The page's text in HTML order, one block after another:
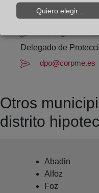
Datos del
Delegado de
dpo@corpme.es
Otros
distrito
Abadin
Alfoz
Foz
Quiero elegir...